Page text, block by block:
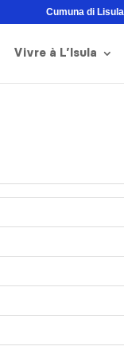
Cumuna di
Vivre à L’Isula